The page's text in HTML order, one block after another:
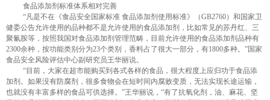
食品添加剂标准体系相对完善
“凡是不在《食品安全国家标准 食品添加剂使用标准》（GB2760）和国家卫
健委公告允许使用的品种都不是允许使用的食品添加剂，比如常见的苏丹红、三
聚氰胺等，按照我国对食品添加剂管理范畴，目前允许使用的食品添加剂品种有
2300余种，按功能类别分为23个类别，香料占了很大一部分，有1800多种。”国家
食品安全风险评估中心副研究员王华丽说。
“目前，大家在超市能购买到各式各样的食品，很大程度上应归功于食品添
加剂。如果没有防腐剂，很多食物会在短时间内腐败变质，无法实现长途运输，
也就没有丰富多样的食品可供选择。”王华丽说，“有了抗氧化剂，油、麻花、坚